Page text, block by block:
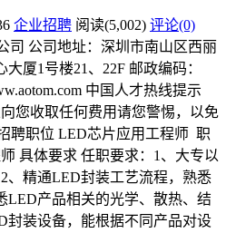
企业招聘 阅读(5,002) 评论(0)
司 公司地址：深圳市南山区西丽
厦1号楼21、22F 邮政编码：
中国人才热线提示
您收取任何费用请您警惕，以免
聘职位 LED芯片应用工程师 职
具体要求 任职要求：1、大专以
、精通LED封装工艺流程，熟悉
LED产品相关的光学、散热、结
封装设备，能根据不同产品对设